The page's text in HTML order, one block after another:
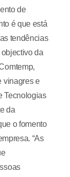
de
é que está
tendências
da
vinagres e
Tecnologias
da
o fomento
“As